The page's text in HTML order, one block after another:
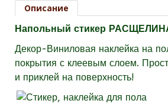
Описание
Напольный стикер
Декор-Виниловая наклейка на
покрытия с клеевым слоем.
и приклей на поверхность!